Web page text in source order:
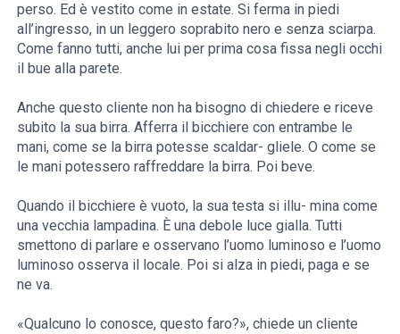
perso. Ed è vestito come in estate. Si ferma in piedi
all’ingresso, in un leggero soprabito nero e senza sciarpa.
Come fanno tutti, anche lui per prima cosa fissa negli occhi
il bue alla parete.
Anche questo cliente non ha bisogno di chiedere e riceve
subito la sua birra. Afferra il bicchiere con entrambe le
mani, come se la birra potesse scaldar- gliele. O come se
le mani potessero raffreddare la birra. Poi beve.
Quando il bicchiere è vuoto, la sua testa si illu- mina come
una vecchia lampadina. È una debole luce gialla. Tutti
smettono di parlare e osservano l’uomo luminoso e l’uomo
luminoso osserva il locale. Poi si alza in piedi, paga e se
ne va.
«Qualcuno lo conosce, questo faro?», chiede un cliente